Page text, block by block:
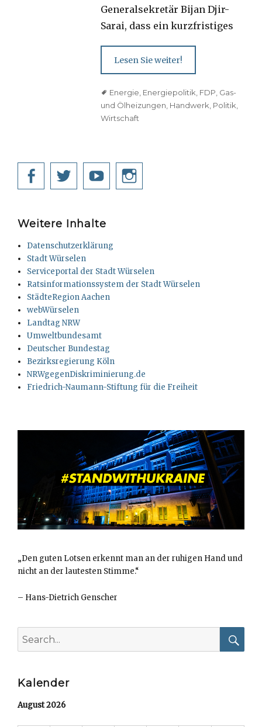
Generalsekretär Bijan Djir-
Sarai, dass ein kurzfristiges
Lesen Sie weiter!
TagsEnergie Energiepolitik FDP Gas-
und Ölheizungen Handwerk Politik
Wirtschaft
Facebook
TwitterYouTube
Weitere Inhalte
Datenschutzerklärung
Stadt Würselen
Serviceportal der Stadt Würselen
Ratsinformationssystem der Stadt Würselen
StädteRegion Aachen
webWürselen
Landtag NRW
Umweltbundesamt
Deutscher Bundestag
Bezirksregierung Köln
NRWgegenDiskriminierung.de
Friedrich-Naumann-Stiftung für die Freiheit
„Den guten Lotsen erkennt man an der ruhigen Hand und
nicht an der lautesten Stimme.“
– Hans-Dietrich Genscher
for:
Kalender
August 2026